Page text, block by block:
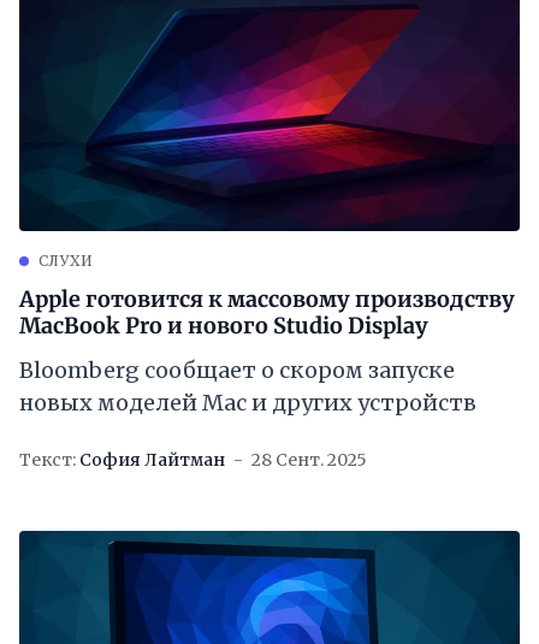
СЛУХИ
Apple готовится к массовому производству
MacBook Pro и нового Studio Display
Bloomberg сообщает о скором запуске
новых моделей Mac и других устройств
Текст: София Лайтман 28 Сент. 2025